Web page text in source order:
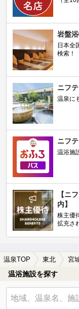
岩盤
日本全
検索！
ニフ
温泉に
ニフ
温浴施
【ニ
内】
株主優
拡充さ
温泉TOP 東北 宮
温浴施設を探す